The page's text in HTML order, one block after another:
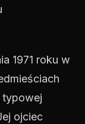
1971 roku w
typowej
ojciec